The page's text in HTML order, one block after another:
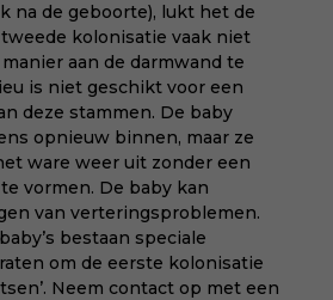
na de geboorte), lukt het de
kolonisatie vaak niet
aan de darmwand te
is niet geschikt voor een
deze stammen. De baby
opnieuw binnen, maar ze
ware weer uit zonder een
vormen. De baby kan
van verteringsproblemen.
bestaan speciale
om de eerste kolonisatie
Neem contact op met een